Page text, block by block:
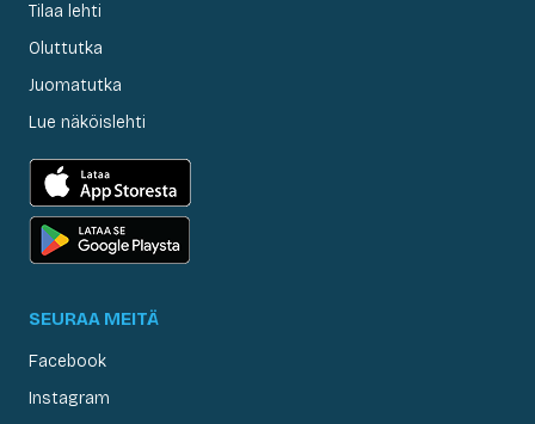
Tilaa lehti
Oluttutka
Juomatutka
Lue näköislehti
SEURAA MEITÄ
Facebook
Instagram